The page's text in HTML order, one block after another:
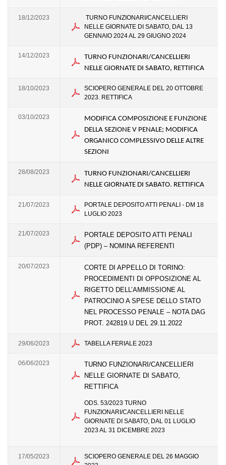
18/12/2023
TURNO FUNZIONARI/CANCELLIERI
NELLE GIORNATE DI SABATO, DAL 13
GENNAIO 2024 AL 29 GIUGNO 2024
14/12/2023
TURNO FUNZIONARI/CANCELLIERI
NELLE GIORNATE DI SABATO, RETTIFICA
18/10/2023
SCIOPERO GENERALE DEL 20 OTTOBRE
2023. RETTIFICA
03/10/2023
MODIFICA COMPOSIZIONE E FUNZIONE
DELLA SEZIONE V PENALE; MODIFICA
ORGANICO COMPLESSIVO DELLE ALTRE
SEZIONI
28/08/2023
TURNO FUNZIONARI/CANCELLIERI
NELLE GIORNATE DI SABATO. RETTIFICA
21/07/2023
PORTALE DEPOSITO ATTI PENALI - DM 18
LUGLIO 2023
21/07/2023
PORTALE DEPOSITO ATTI PENALI
(PDP) – NOMINA REFERENTI
20/07/2023
CORTE DI APPELLO DI TORINO:
PROCEDIMENTI DI OPPOSIZIONE AL
RIGETTO DELL’AMMISSIONE AL
PATROCINIO A SPESE DELLO STATO
NEL PROCESSO PENALE – NOTA DAG
PROT. 242819.U DEL 29.11.2022
29/06/2023 TABELLA FERIALE 2023
06/06/2023
TURNO FUNZIONARI/CANCELLIERI
NELLE GIORNATE DI SABATO,
RETTIFICA
ODS. 53/2023 TURNO
FUNZIONARI/CANCELLIERI NELLE
GIORNATE DI SABATO, DAL 01 LUGLIO
2023 AL 31 DICEMBRE 2023
17/05/2023
SCIOPERO GENERALE DEL 26 MAGGIO